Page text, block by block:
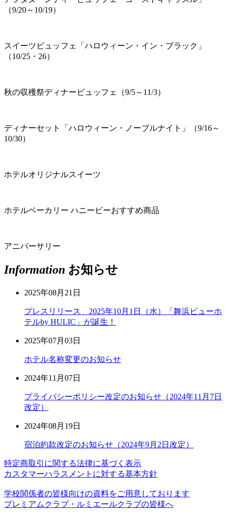
（9/20～10/19）
スイーツビュッフェ「ハロウィーン・イン・ブラック」
（10/25・26）
秋の収穫祭ディナービュッフェ（9/5～11/3）
ディナーセット「ハロウィーン・ノーブルナイト」（9/16～
10/30）
ホテルオリジナルスイーツ
ホテルベーカリー ハニービーおすすめ商品
アニバーサリー
Information お知らせ
2025年08月21日
プレスリリース 2025年10月1日（水）「舞浜ビューホ
テルby HULIC」が誕生！
2025年07月03日
ホテル名称変更のお知らせ
2024年11月07日
プライバシーポリシー改定のお知らせ（2024年11月7日
改定）
2024年08月19日
宿泊約款改定のお知らせ（2024年9月2日改定）
特定商取引に関する法律に基づく表示
カスタマーハラスメントに対する基本方針
学校関係者の皆様向けの資料をご用意しております
プレミアムクラブ・ルミエールクラブの皆様へ